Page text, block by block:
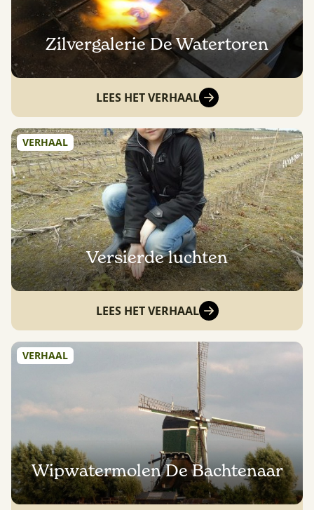
Zilvergalerie De Watertoren
LEES HET VERHAAL
VERHAAL
Versierde luchten
LEES HET VERHAAL
VERHAAL
Wipwatermolen De Bachtenaar